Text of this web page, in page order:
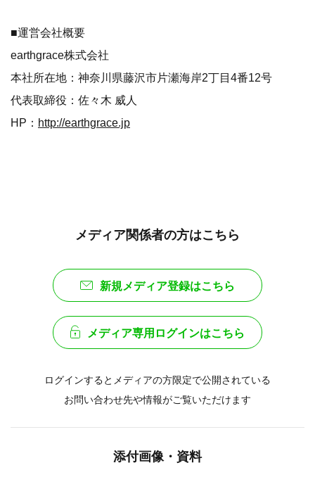
■運営会社概要
earthgrace株式会社
本社所在地：神奈川県藤沢市片瀬海岸2丁目4番12号
代表取締役：佐々木 威人
HP： http://earthgrace.jp
メディア関係者の方はこちら
新規メディア登録はこちら
メディア専用ログインはこちら
ログインするとメディアの方限定で公開されている
お問い合わせ先や情報がご覧いただけます
添付画像・資料